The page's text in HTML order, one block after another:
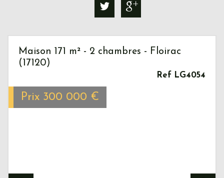
Maison 171 m² - 2 chambres - Floirac
(17120)
Ref LG4054
Prix 300 000 €